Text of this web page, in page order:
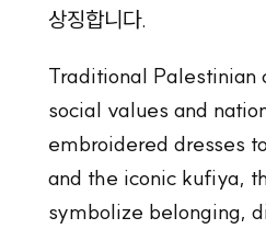
상징합니다.
Traditional Palestinian
social values and
embroidered dresses
and the iconic kufiya,
symbolize belonging,